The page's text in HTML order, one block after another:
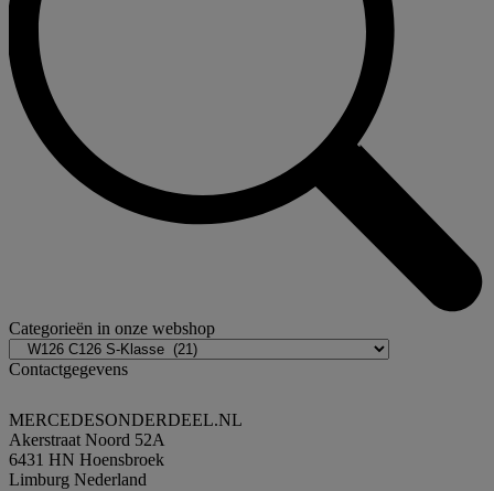
Categorieën in onze webshop
Contactgegevens
MERCEDESONDERDEEL.NL
Akerstraat Noord 52A
6431 HN Hoensbroek
Limburg Nederland